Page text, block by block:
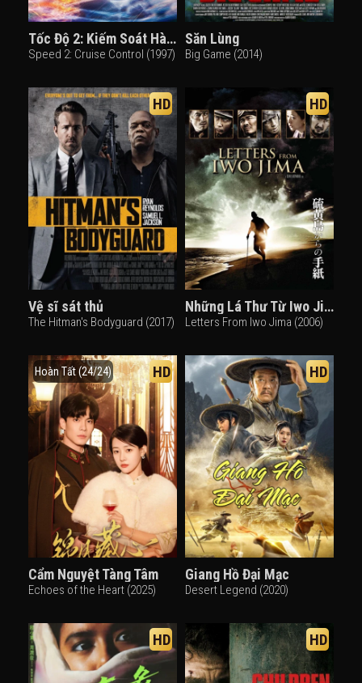
Tốc Độ 2: Kiếm Soát Hành Trình
Speed 2: Cruise Control (1997)
Săn Lùng
Big Game (2014)
HD
Vệ sĩ sát thủ
The Hitman's Bodyguard (2017)
HD
Những Lá Thư Từ Iwo Jima
Letters From Iwo Jima (2006)
Hoàn Tất (24/24) HD
Cẩm Nguyệt Tàng Tâm
Echoes of the Heart (2025)
HD
Giang Hồ Đại Mạc
Desert Legend (2020)
HD HD